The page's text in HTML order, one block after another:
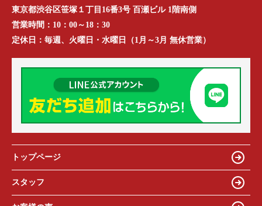
東京都渋谷区笹塚１丁目16番3号 百瀬ビル 1階南側
営業時間： 10：00～18：30
定休日： 毎週、火曜日・水曜日（1月～3月 無休営業）
トップページ
スタッフ